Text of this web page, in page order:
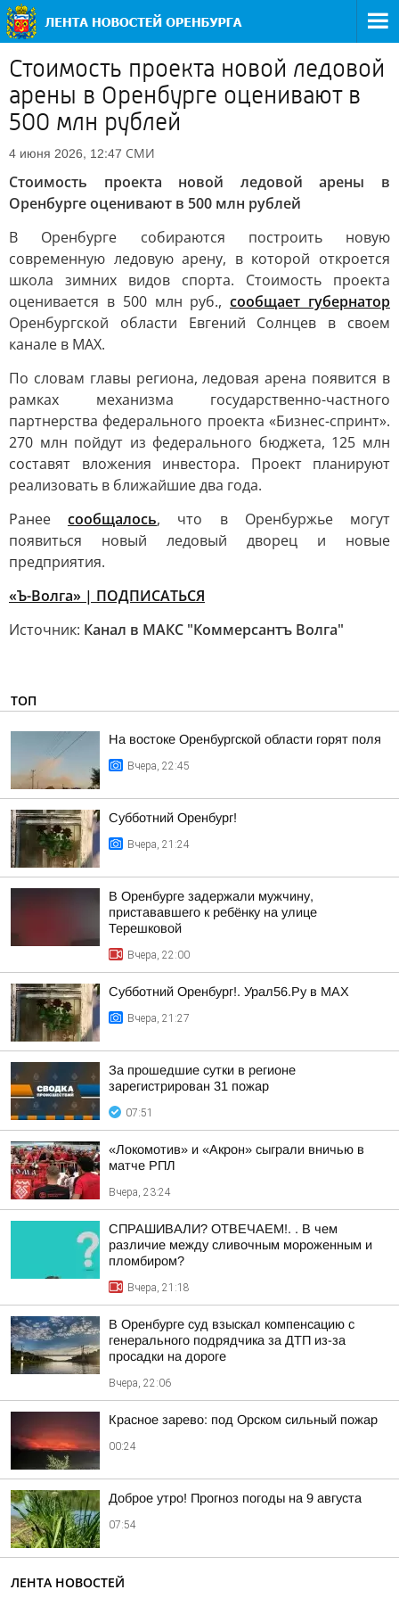
Стоимость проекта новой ледовой
арены в Оренбурге оценивают в
500 млн рублей
4 июня 2026, 12:47 СМИ
Стоимость проекта новой ледовой арены в
Оренбурге оценивают в 500 млн рублей
В Оренбурге собираются построить новую
современную ледовую арену, в которой откроется
школа зимних видов спорта. Стоимость проекта
оценивается в 500 млн руб.,сообщает губернатор
Оренбургской области Евгений Солнцев в своем
канале в MAX.
По словам главы региона, ледовая арена появится в
рамках механизма государственно-частного
партнерства федерального проекта «Бизнес-спринт».
270 млн пойдут из федерального бюджета, 125 млн
составят вложения инвестора. Проект планируют
реализовать в ближайшие два года.
Ранеесообщалось, что в Оренбуржье могут
появиться новый ледовый дворец и новые
предприятия.
«Ъ-Волга» | ПОДПИСАТЬСЯ
Источник: Канал в МАКС "Коммерсантъ Волга"
ТОП
На востоке Оренбургской области горят поля
Вчера, 22:45
Субботний Оренбург!
Вчера, 21:24
В Оренбурге задержали мужчину,
пристававшего к ребёнку на улице
Терешковой
Вчера, 22:00
Субботний Оренбург!. Урал56.Ру в МАХ
Вчера, 21:27
За прошедшие сутки в регионе
зарегистрирован 31 пожар
07:51
«Локомотив» и «Акрон» сыграли вничью в
матче РПЛ
Вчера, 23:24
СПРАШИВАЛИ? ОТВЕЧАЕМ!. . В чем
различие между сливочным мороженным и
пломбиром?
Вчера, 21:18
В Оренбурге суд взыскал компенсацию с
генерального подрядчика за ДТП из-за
просадки на дороге
Вчера, 22:06
Красное зарево: под Орском сильный пожар
00:24
Доброе утро! Прогноз погоды на 9 августа
07:54
ЛЕНТА НОВОСТЕЙ